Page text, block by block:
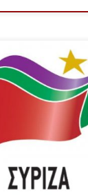
de la sociedad
quedó
han hecho
de griegos e
Los sondeos